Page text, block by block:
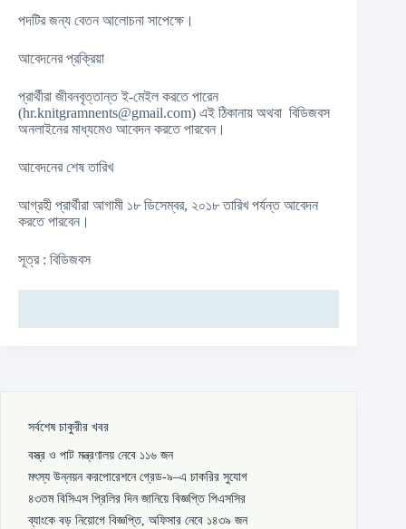
পদটির জন্য বেতন আলোচনা সাপেক্ষে।
আবেদনের প্রক্রিয়া
প্রার্থীরা জীবনবৃত্তান্ত ই-মেইল করতে পারেন
(hr.knitgramnents@gmail.com) এই ঠিকানায় অথবা বিডিজবস
অনলাইনের মাধ্যমেও আবেদন করতে পারবেন।
আবেদনের শেষ তারিখ
আগ্রহী প্রার্থীরা আগামী ১৮ ডিসেম্বর, ২০১৮ তারিখ পর্যন্ত আবেদন
করতে পারবেন।
সূত্র : বিডিজবস
সর্বশেষ চাকুরীর খবর
বস্ত্র ও পাট মন্ত্রণালয় নেবে ১১৬ জন
মৎস্য উন্নয়ন করপোরেশনে গ্রেড-৯–এ চাকরির সুযোগ
৪৩তম বিসিএস প্রিলির দিন জানিয়ে বিজ্ঞপ্তি পিএসসির
ব্যাংকে বড় নিয়োগে বিজ্ঞপ্তি, অফিসার নেবে ১৪৩৯ জন